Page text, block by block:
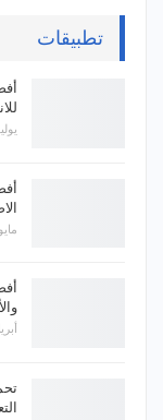
تطبيقات
يوليو 13,
مايو 12,
أبريل